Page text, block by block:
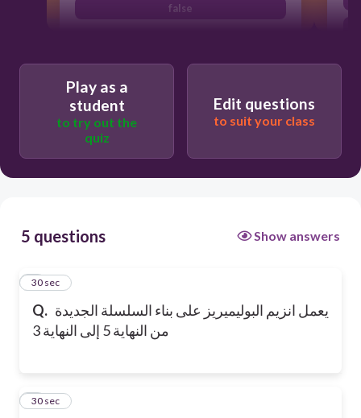
false
Play as a
student
to try out the
quiz
Edit questions
to suit your class
5 questions Show answers
Q. يعمل انزيم البوليميريز على بناء السلسلة الجديدة
1
30 sec
2
30 sec